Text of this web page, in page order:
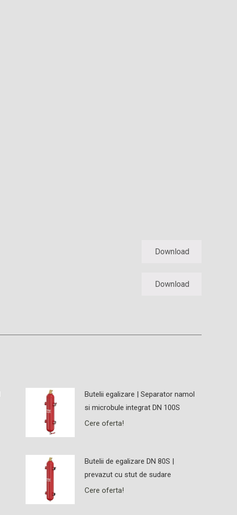
Download
Download
Butelii egalizare | Separator namol
si microbule integrat DN 100S
Cere oferta!
Butelii de egalizare DN 80S |
prevazut cu stut de sudare
Cere oferta!